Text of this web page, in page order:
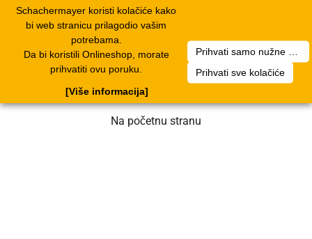
Schachermayer koristi kolačiće kako
bi web stranicu prilagodio vašim
potrebama.
Da bi koristili Onlineshop, morate
prihvatiti ovu poruku.
Prihvati sve kolačiće
[Više informacija]
Nažalost, došlo je do greške. Naš tim
radi na rješenju. Molimo za strpljenje.
Na početnu stranu